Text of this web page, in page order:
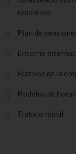
renombre
Plan de
Entorno
Festivos de la
Modelos de
Trabajo móvil